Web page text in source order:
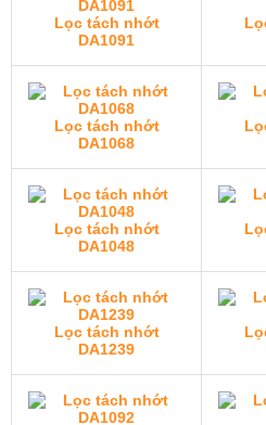
Lọc tách nhớt
DA1091
Lọc tách nhớt
DA1068
Lọc tách nhớt
DA1048
Lọc tách nhớt
DA1239